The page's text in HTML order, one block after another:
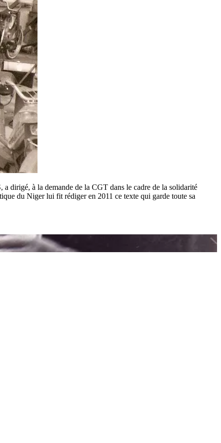
dirigé, à la demande de la CGT dans le cadre de la solidarité
du Niger lui fit rédiger en 2011 ce texte qui garde toute sa